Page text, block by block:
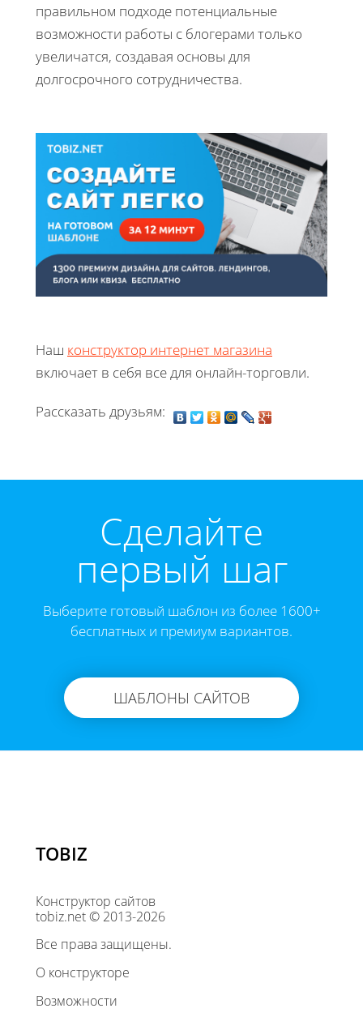
правильном подходе потенциальные
возможности работы с блогерами только
увеличатся, создавая основы для
долгосрочного сотрудничества.
Наш конструктор интернет магазина
включает в себя все для онлайн-торговли.
Рассказать друзьям:
Cделайте
первый шаг
Выберите готовый шаблон из более 1600+
бесплатных и премиум вариантов.
ШАБЛОНЫ САЙТОВ
TOBIZ
Конструктор сайтов
tobiz.net © 2013-2026
Все права защищены.
О конструкторе
Возможности